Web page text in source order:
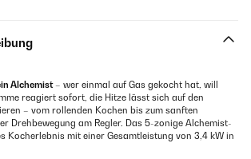
Alchemist– wer einmal auf Gas gekocht hat, will
reagiert sofort, die Hitze lässt sich auf den
– vom rollenden Kochen bis zum sanften
Drehbewegung am Regler. Das 5-zonige Alchemist-
Kocherlebnis mit einer Gesamtleistung von 3,4 kW in